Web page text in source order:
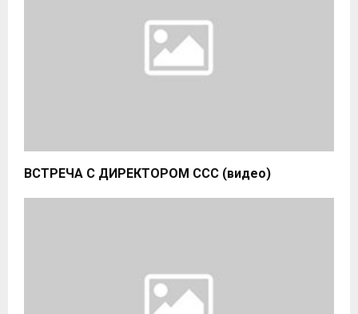
ВСТРЕЧА С ДИРЕКТОРОМ ССС (видео)